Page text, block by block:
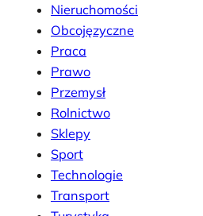
Nieruchomości
Obcojęzyczne
Praca
Prawo
Przemysł
Rolnictwo
Sklepy
Sport
Technologie
Transport